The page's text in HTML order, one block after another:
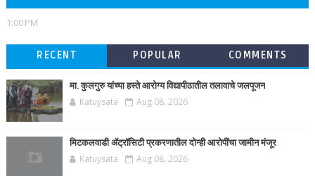
1:00 PM
RECENT POPULAR COMMENTS
मा. कुलगुरु यांच्या हस्ते आरोग्य विद्यापीठातील तलावाचे जलपूजन
Katuysata Aug 08, 2026
मिटकलवाडी ॲट्रॉसिटी प्रकरणातील दोन्ही आरोपींचा जामीन मंजूर
Katuysata Aug 08, 2026